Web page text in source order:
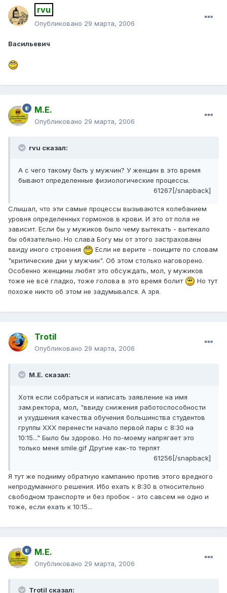
rvu
Опубликовано 29 марта, 2006
Васильевич
М.Е.
Опубликовано 29 марта, 2006
rvu сказал:
А с чего такому быть у мужчин? У женщин в это время
бывают определенные физиологические процессы.
61267[/snapback]
Слышал, что эти самые процессы вызываются колебанием
уровня определенных гормонов в крови. И это от пола не
зависит. Если бы у мужиков было чему вытекать - вытекало
бы обязательно. Но слава Богу мы от этого застрахованы
ввиду иного строения
Если не верите - поищите по словам
"критические дни у мужчин". Об этом столько наговорено.
Особенно женщины любят это обсуждать, мол, у мужиков
тоже не всё гладко, тоже голова в это время болит
Но тут
похоже никто об этом не задумывался. А зря.
Trotil
Опубликовано 29 марта, 2006
М.Е. сказал:
Хотя если собраться и написать заявление на имя
зам.ректора, мол, "ввиду снижения работоспособности
и ухудшения качества обучения большинства студентов
группы ХХХ перенести начало первой пары с 8:30 на
10:15..." Было бы здорово. Но по-моему напрягает это
только меня smile.gif Другие как-то терпят
61256[/snapback]
Я тут же подниму обратную кампанию против этого вредного
непродуманного решения. Ибо ехать к 8:30 в относительно
свободном транспорте и без пробок - это савсем не одно и
тоже, если ехать к 10:15...
М.Е.
Опубликовано 29 марта, 2006
Trotil сказал: